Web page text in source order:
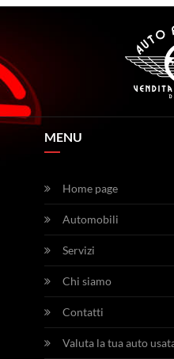
MENU
Home page
Automobili
Servizi
Chi siamo
Contatti
Valuta la tua auto